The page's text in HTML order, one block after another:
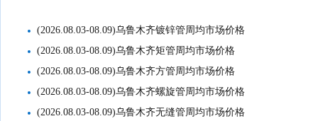
(2026.08.03-08.09)乌鲁木齐镀锌管周均市场价格
(2026.08.03-08.09)乌鲁木齐矩管周均市场价格
(2026.08.03-08.09)乌鲁木齐方管周均市场价格
(2026.08.03-08.09)乌鲁木齐螺旋管周均市场价格
(2026.08.03-08.09)乌鲁木齐无缝管周均市场价格